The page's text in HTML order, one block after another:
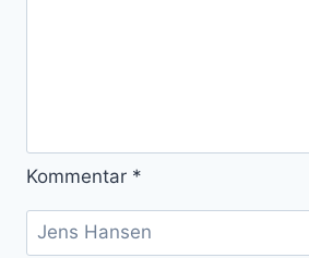
Kommentar *